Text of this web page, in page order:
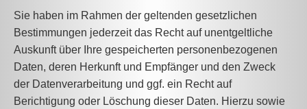
Sie haben im Rahmen der geltenden gesetzlichen
Bestimmungen jederzeit das Recht auf unentgeltliche
Auskunft über Ihre gespeicherten personenbezogenen
Daten, deren Herkunft und Empfänger und den Zweck
der Datenverarbeitung und ggf. ein Recht auf
Berichtigung oder Löschung dieser Daten. Hierzu sowie